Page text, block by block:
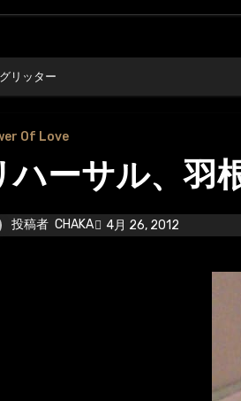
リッター
Of Love
ハーサル、羽
投稿者 CHAKA 4月 26, 2012